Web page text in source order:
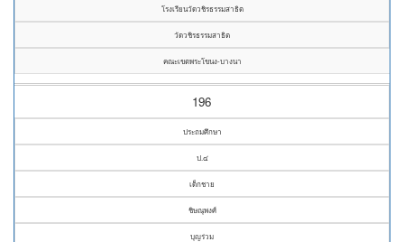
โรงเรียนวัดวชิรธรรมสาธิต
วัดวชิรธรรมสาธิต
คณะเขตพระโขนง-บางนา
196
ประถมศึกษา
ป.๔
เด็กชาย
ชิษณุพงศ์
บุญร่วม